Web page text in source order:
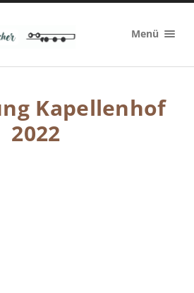
Menü
Kapellenhof
2022